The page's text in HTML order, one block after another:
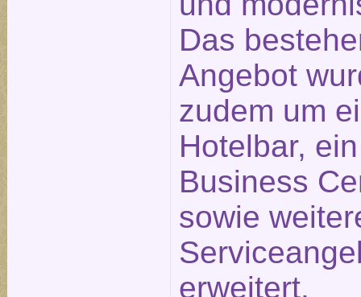
Das
Angebot
zudem um
Hotelbar, ein
Business
sowie
erweitert.